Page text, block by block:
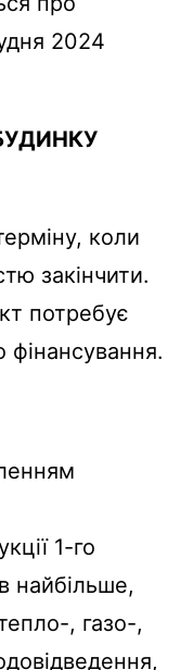
2024
коли
закінчити.
потребує
фінансування.
1-го
найбільше,
, газо-,